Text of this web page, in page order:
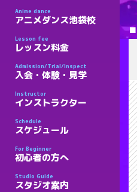
Anime dance
アニメダンス池袋校
Lesson fee
レッスン料金
Admission/Trial/Inspect
入会・体験・見学
Instructor
インストラクター
Schedule
スケジュール
For Beginner
初心者の方へ
Studio Guide
スタジオ案内
■